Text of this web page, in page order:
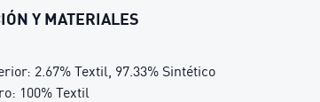
Y MATERIALES
2.67% Textil, 97.33% Sintético
100% Textil